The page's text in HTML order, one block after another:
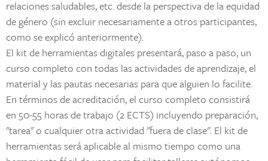
relaciones saludables, etc. desde la perspectiva de la equidad
de género (sin excluir necesariamente a otros participantes,
como se explicó anteriormente).
El kit de herramientas digitales presentará, paso a paso, un
curso completo con todas las actividades de aprendizaje, el
material y las pautas necesarias para que alguien lo facilite.
En términos de acreditación, el curso completo consistirá
en 50-55 horas de trabajo (2 ECTS) incluyendo preparación,
"tarea" o cualquier otra actividad "fuera de clase". El kit de
herramientas será aplicable al mismo tiempo como una